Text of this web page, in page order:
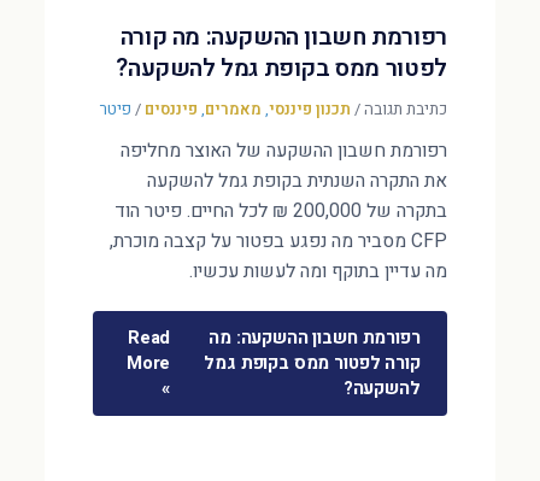
רפורמת חשבון ההשקעה: מה קורה
לפטור ממס בקופת גמל להשקעה?
כתיבת תגובה/ תכנון פיננסי, מאמרים, פיננסים / פיטר
רפורמת חשבון ההשקעה של האוצר מחליפה
את התקרה השנתית בקופת גמל להשקעה
בתקרה של 200,000 ₪ לכל החיים. פיטר הוד
CFP מסביר מה נפגע בפטור על קצבה מוכרת,
מה עדיין בתוקף ומה לעשות עכשיו.
רפורמת חשבון ההשקעה: מה
קורה לפטור ממס בקופת גמל
להשקעה?
Read
More
»